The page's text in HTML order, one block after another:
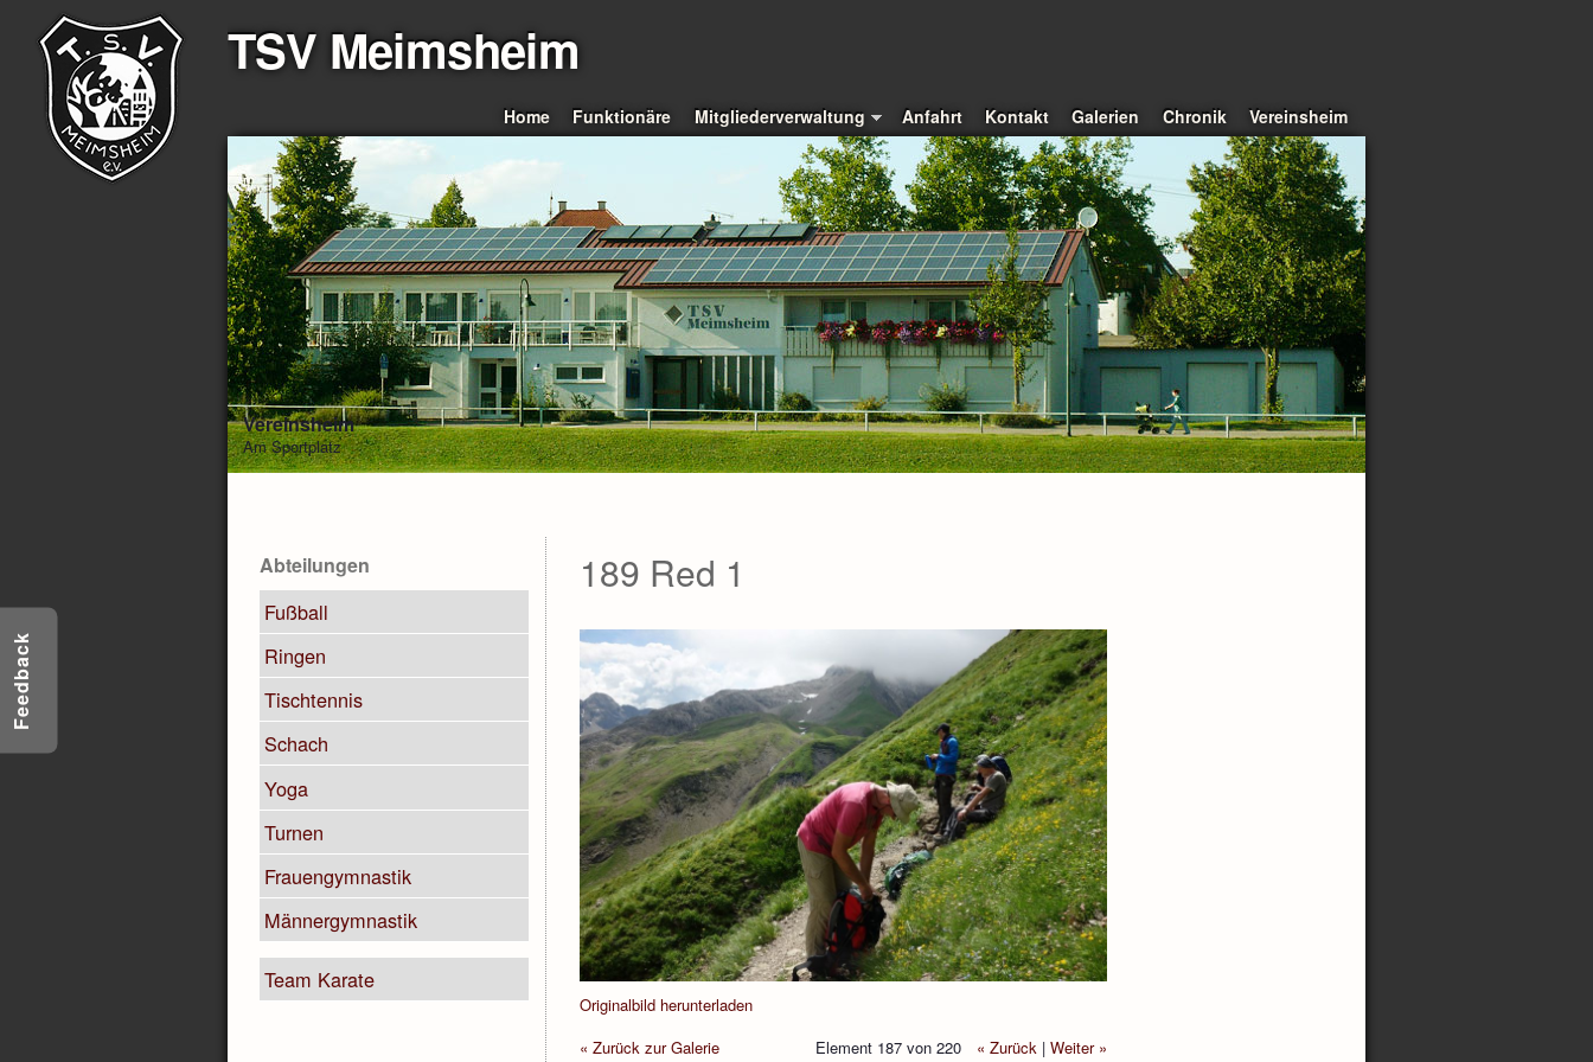
TSV Meimsheim
Home Funktionäre Mitgliederverwaltung Anfahrt Kontakt Galerien Chronik Vereinsheim
Vereinsheim
Am Sportplatz
Abteilungen
Fußball
Ringen
Tischtennis
Schach
Yoga
Turnen
Frauengymnastik
Männergymnastik
Team Karate
189 Red 1
Originalbild herunterladen
« Zurück zur Galerie
Element 187 von 220 « Zurück |Weiter »
Feedback